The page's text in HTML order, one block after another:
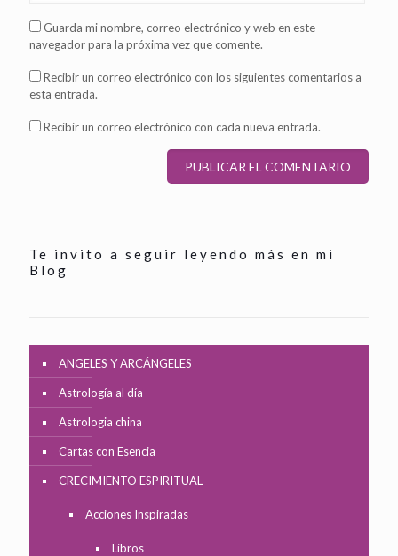
Guarda mi nombre, correo electrónico y web en este
navegador para la próxima vez que comente.
Recibir un correo electrónico con los siguientes comentarios a
esta entrada.
Recibir un correo electrónico con cada nueva entrada.
Te invito a seguir leyendo más en mi
Blog
ANGELES Y ARCÁNGELES
Astrología al día
Astrologia china
Cartas con Esencia
CRECIMIENTO ESPIRITUAL
Acciones Inspiradas
Libros